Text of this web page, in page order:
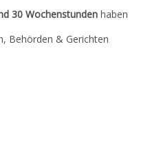
30 Wochenstunden haben
Behörden & Gerichten